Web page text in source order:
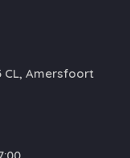
CL, Amersfoort